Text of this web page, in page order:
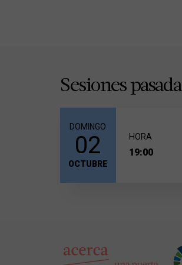
Sesiones
DOMINGO
02
OCTUBRE
HORA
19:00